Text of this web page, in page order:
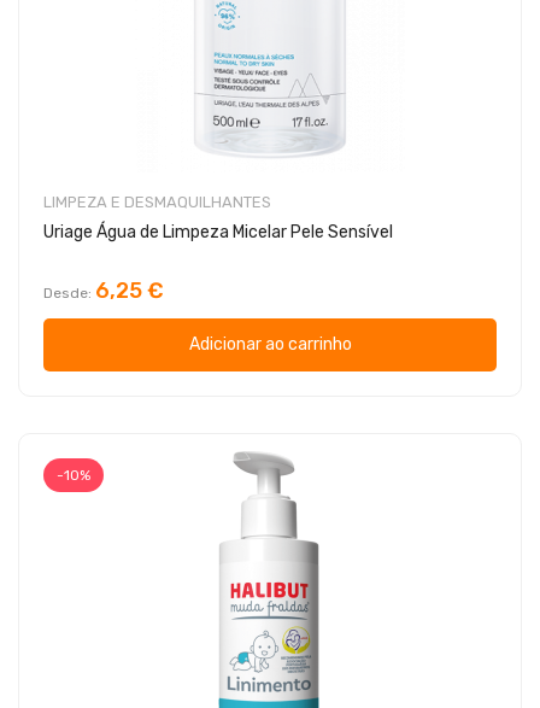
LIMPEZA E DESMAQUILHANTES
Uriage Água de Limpeza Micelar Pele Sensível
Desde 6,25 €
Adicionar ao carrinho
-10%